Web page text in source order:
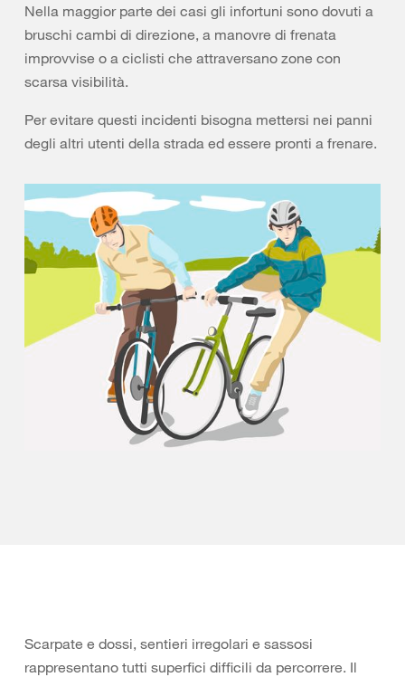
Nella maggior parte dei casi gli infortuni sono dovuti a
bruschi cambi di direzione, a manovre di frenata
improvvise o a ciclisti che attraversano zone con
scarsa visibilità.
Per evitare questi incidenti bisogna mettersi nei panni
degli altri utenti della strada ed essere pronti a frenare.
Scarpate e dossi, sentieri irregolari e sassosi
rappresentano tutti superfici difficili da percorrere. Il